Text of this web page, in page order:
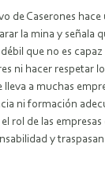
de Caserones
la mina y señala
que no es
ni hacer respetar
lleva a muchas
ni formación
rol de las
y